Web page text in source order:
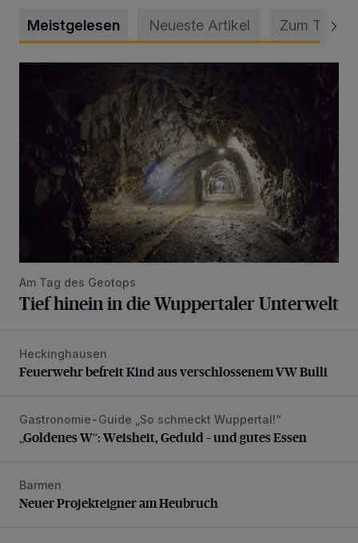
Meistgelesen Neueste Artikel Zum Thema
Am Tag des Geotops
Tief hinein in die Wuppertaler Unterwelt
Feuerwehr befreit Kind aus verschlossenem VW Bulli
Heckinghausen
Feuerwehr befreit Kind aus verschlossenem VW Bulli
„Goldenes W“: Weisheit, Geduld – und gutes Essen
Gastronomie-Guide „So schmeckt Wuppertal!“
„Goldenes W“: Weisheit, Geduld – und gutes Essen
Neuer Projekteigner am Heubruch
Barmen
Neuer Projekteigner am Heubruch